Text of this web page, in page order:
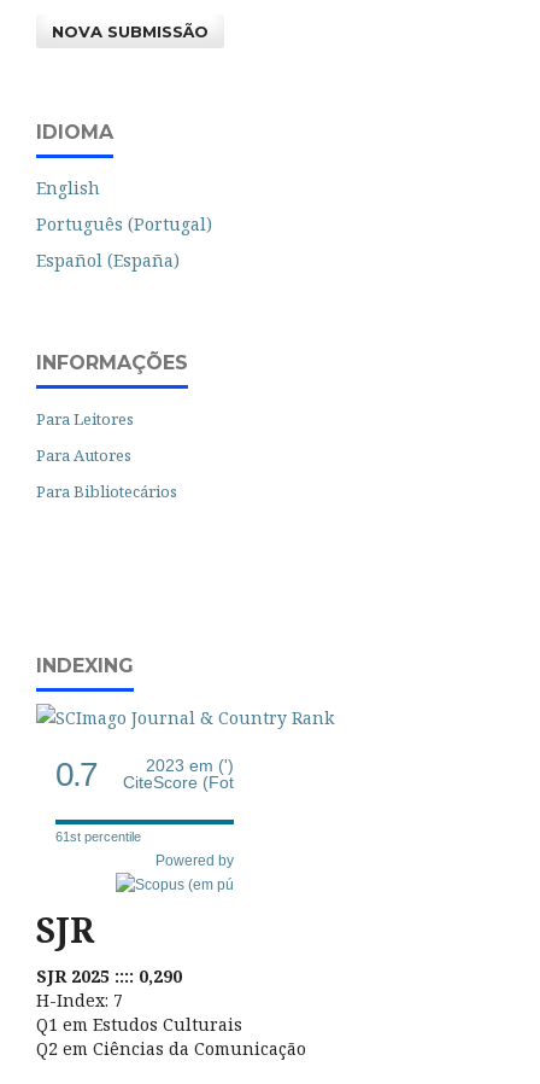
NOVA SUBMISSÃO
IDIOMA
English
Português (Portugal)
Español (España)
INFORMAÇÕES
Para Leitores
Para Autores
Para Bibliotecários
INDEXING
0.7
2023 em (')
CiteScore (Fot
61st percentile
Powered by
SJR
SJR 2025 :::: 0,290
H-Index: 7
Q1 em Estudos Culturais
Q2 em Ciências da Comunicação